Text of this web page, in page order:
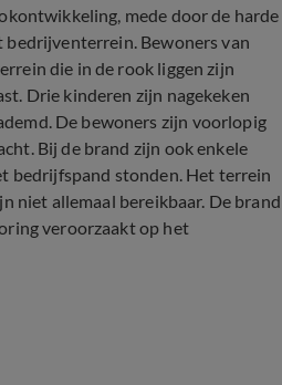
mede door de harde
Bewoners van
die in de rook liggen zijn
Drie kinderen zijn nagekeken
De bewoners zijn voorlopig
Bij de brand zijn ook enkele
bedrijfspand stonden. Het terrein
niet allemaal bereikbaar. De brand
veroorzaakt op het